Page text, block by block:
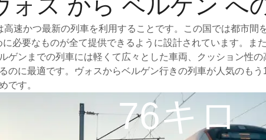
ォス から ベルゲン へ
速かつ最新の列車を利用することです。この国では都市
必要なものが全て提供できるように設計されています。
ゲンまでの列車には軽くて広々とした車両、クッション性
のに最適です。ヴォスからベルゲン行きの列車が人気のも
です。
76キロ